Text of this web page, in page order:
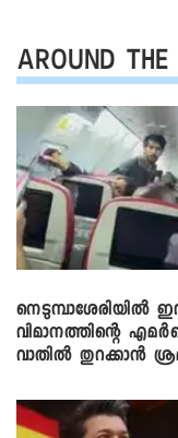
AROUND THE
നെടുമ്പാശേരിയിൽ
വിമാനത്തിന്റെ
വാതിൽ തുറക്കാൻ